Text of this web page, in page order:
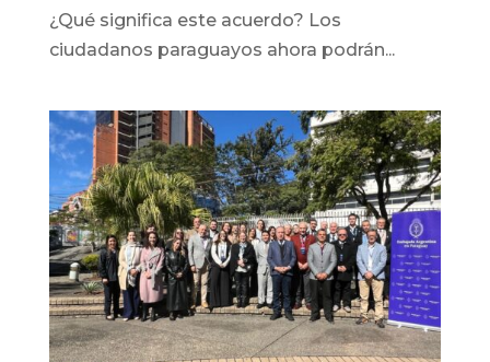
¿Qué significa este acuerdo? Los
ciudadanos paraguayos ahora podrán...